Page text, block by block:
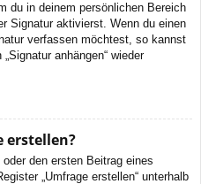
du in deinem persönlichen Bereich
Signatur aktivierst. Wenn du einen
verfassen möchtest, so kannst
anhängen“ wieder
erstellen?
den ersten Beitrag eines
„Umfrage erstellen“ unterhalb